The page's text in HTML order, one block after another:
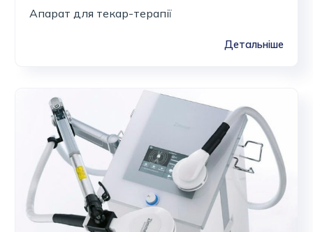
Апарат для текар-терапії
Детальніше